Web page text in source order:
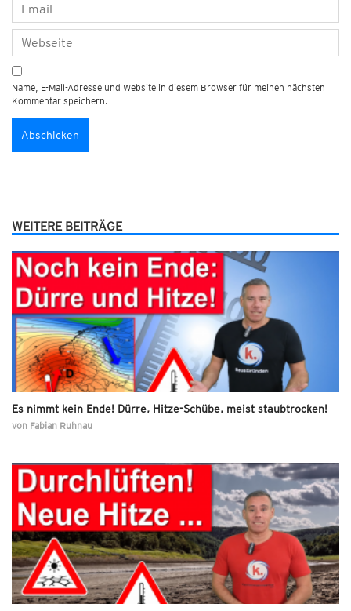
Name, E-Mail-Adresse und Website in diesem Browser für meinen nächsten
Kommentar speichern.
WEITERE BEITRÄGE
Es nimmt kein Ende! Dürre, Hitze-Schübe, meist staubtrocken!
von Fabian Ruhnau